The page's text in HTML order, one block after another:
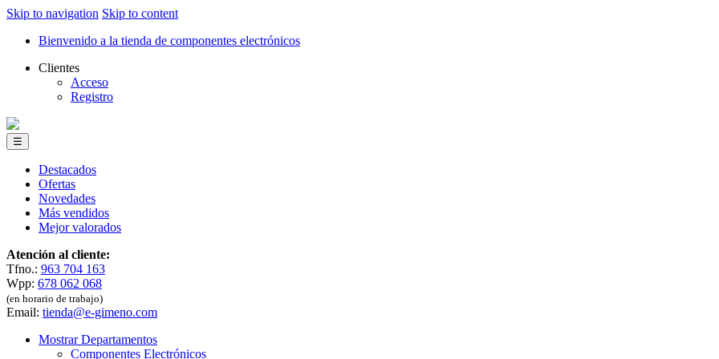
Skip to navigation Skip to content
Bienvenido a la tienda de componentes electrónicos
Clientes
Acceso
Registro
☰
Destacados
Ofertas
Novedades
Más vendidos
Mejor valorados
Atención al cliente:
Tfno.: 963 704 163
Wpp: 678 062 068
(en horario de trabajo)
Email: tienda@e-gimeno.com
Mostrar Departamentos
Componentes Electrónicos